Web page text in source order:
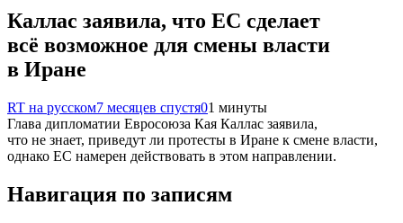
Каллас заявила, что ЕС сделает
всё возможное для смены власти
в Иране
RT на русском7 месяцев спустя01 минуты
Глава дипломатии Евросоюза Кая Каллас заявила,
что не знает, приведут ли протесты в Иране к смене власти,
однако ЕС намерен действовать в этом направлении.
Навигация по записям